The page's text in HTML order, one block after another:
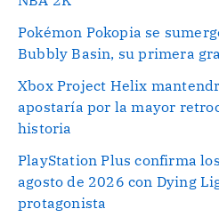
Pokémon Pokopia se
Bubbly Basin, su primera
Xbox Project Helix
apostaría por la mayor
historia
PlayStation Plus confirma
agosto de 2026 con Dying
protagonista